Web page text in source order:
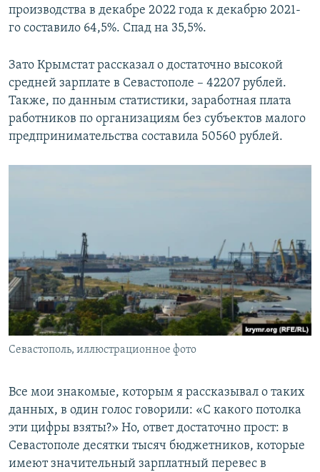
производства в декабре 2022 года к декабрю 2021-
го составило 64,5%. Спад на 35,5%.
Зато Крымстат рассказал о достаточно высокой
средней зарплате в Севастополе – 42207 рублей.
Также, по данным статистики, заработная плата
работников по организациям без субъектов малого
предпринимательства составила 50560 рублей.
Севастополь, иллюстрационное фото
Все мои знакомые, которым я рассказывал о таких
данных, в один голос говорили: «С какого потолка
эти цифры взяты?» Но, ответ достаточно прост: в
Севастополе десятки тысяч бюджетников, которые
имеют значительный зарплатный перевес в